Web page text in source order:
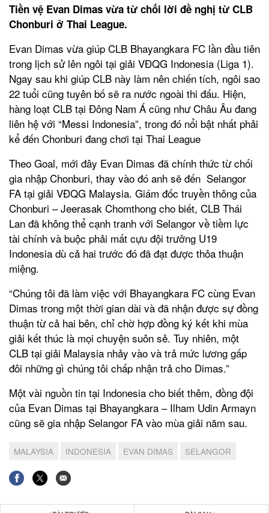
Tiền vệ Evan Dimas vừa từ chối lời đề nghị từ CLB
Chonburi ở Thai League.
Evan Dimas vừa giúp CLB Bhayangkara FC lần đầu tiên
trong lịch sử lên ngôi tại giải VĐQG Indonesia (Liga 1).
Ngay sau khi giúp CLB này làm nên chiến tích, ngôi sao
22 tuổi cũng tuyên bố sẽ ra nước ngoài thi đấu. Hiện,
hàng loạt CLB tại Đông Nam Á cũng như Châu Âu đang
liên hệ với “Messi Indonesia”, trong đó nổi bật nhất phải
kể đến Chonburi đang chơi tại Thai League
Theo Goal, mới đây Evan Dimas đã chính thức từ chối
gia nhập Chonburi, thay vào đó anh sẽ đến Selangor
FA tại giải VĐQG Malaysia. Giám đốc truyền thông của
Chonburi – Jeerasak Chomthong cho biết, CLB Thái
Lan đã không thể cạnh tranh với Selangor về tiềm lực
tài chính và buộc phải mất cựu đội trưởng U19
Indonesia dù cả hai trước đó đã đạt được thỏa thuận
miệng.
“Chúng tôi đã làm việc với Bhayangkara FC cùng Evan
Dimas trong một thời gian dài và đã nhận được sự đồng
thuận từ cả hai bên, chỉ chờ hợp đồng ký kết khi mùa
giải kết thúc là mọi chuyện suôn sẻ. Tuy nhiên, một
CLB tại giải Malaysia nhảy vào và trả mức lương gấp
đôi những gì chúng tôi chấp nhận trả cho Dimas.”
Một vài nguồn tin tại Indonesia cho biết thêm, đồng đội
của Evan Dimas tại Bhayangkara – Ilham Udin Armayn
cũng sẽ gia nhập Selangor FA vào mùa giải năm sau.
MALAYSIA INDONESIA EVAN DIMAS SELANGOR